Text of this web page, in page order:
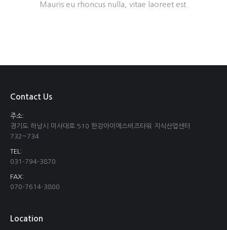
Mauris eu rhoncus nulla, vitae laoreet est.
Contact Us
주소:
경기도 하남시 미사대로 510 한강아이에스비즈타워 지식산업센터
732~734
TEL:
031-794-3870
FAX:
070-7614-3800
Location